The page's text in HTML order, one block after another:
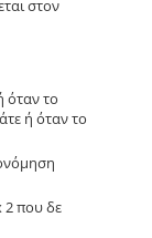
στον
όταν το
ή όταν το
2 που δε